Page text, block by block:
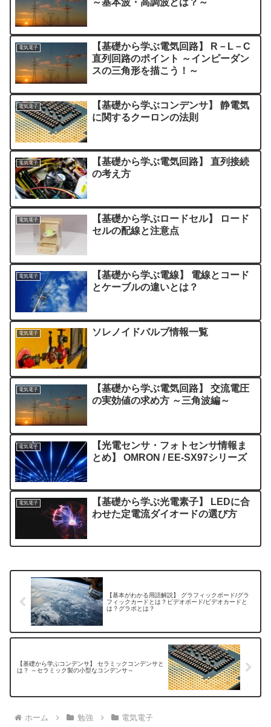
電気電子
【基礎から学ぶ電気回路】 R－L－C
直列回路のポイント ～インピーダン
スの三角形を描こう！～
電気電子
【基礎から学ぶコンデンサ】 静電気
に関するクーロンの法則
電気電子
【基礎から学ぶ電気回路】 直列接続
の考え方
電気電子
【基礎から学ぶロードセル】 ロード
セルの配線と注意点
電気電子
【基礎から学ぶ電線】 電線とコード
とケーブルの違いとは？
電気電子 ソレノイドバルブ情報一覧
電気電子
【基礎から学ぶ電気回路】 交流電圧
の実効値の求め方 ～三角波編～
電気電子
【光電センサ・フォトセンサ情報ま
とめ】 OMRON / EE-SX97シリーズ
電気電子
【基礎から学ぶ光電素子】 LEDに合
わせた定電流ダイオードの選び方
【基本がわかる用語解説】 グラフィックボード/グラ
フィックカードとは？ビデオボード/ビデオカードと
は？グラボとは？
【基礎から学ぶコンデンサ】 セラミックコンデンサと
は？ ～セラミック製の小型なコンデンサ～
ホーム 勉強 電気電子